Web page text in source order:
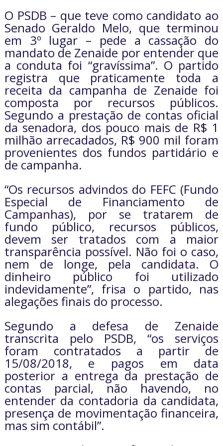
O PSDB – que teve como candidato ao
Senado Geraldo Melo, que terminou
em 3º lugar – pede a cassação do
mandato de Zenaide por entender que
a conduta foi “gravíssima”. O partido
registra que praticamente toda a
receita da campanha de Zenaide foi
composta por recursos públicos.
Segundo a prestação de contas oficial
da senadora, dos pouco mais de R$ 1
milhão arrecadados, R$ 900 mil foram
provenientes dos fundos partidário e
de campanha.
“Os recursos advindos do FEFC (Fundo
Especial de Financiamento de
Campanhas), por se tratarem de
fundo público, recursos públicos,
devem ser tratados com a maior
transparência possível. Não foi o caso,
nem de longe, pela candidata. O
dinheiro público foi utilizado
indevidamente”, frisa o partido, nas
alegações finais do processo.
Segundo a defesa de Zenaide
transcrita pelo PSDB, “os serviços
foram contratados a partir de
15/08/2018, e pagos em data
posterior a entrega da prestação de
contas parcial, não havendo, no
entender da contadoria da candidata,
presença de movimentação financeira,
mas sim contábil”.